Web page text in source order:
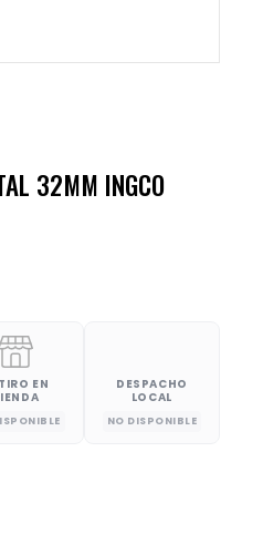
32MM INGCO
EN
DESPACHO
LOCAL
NO DISPONIBLE